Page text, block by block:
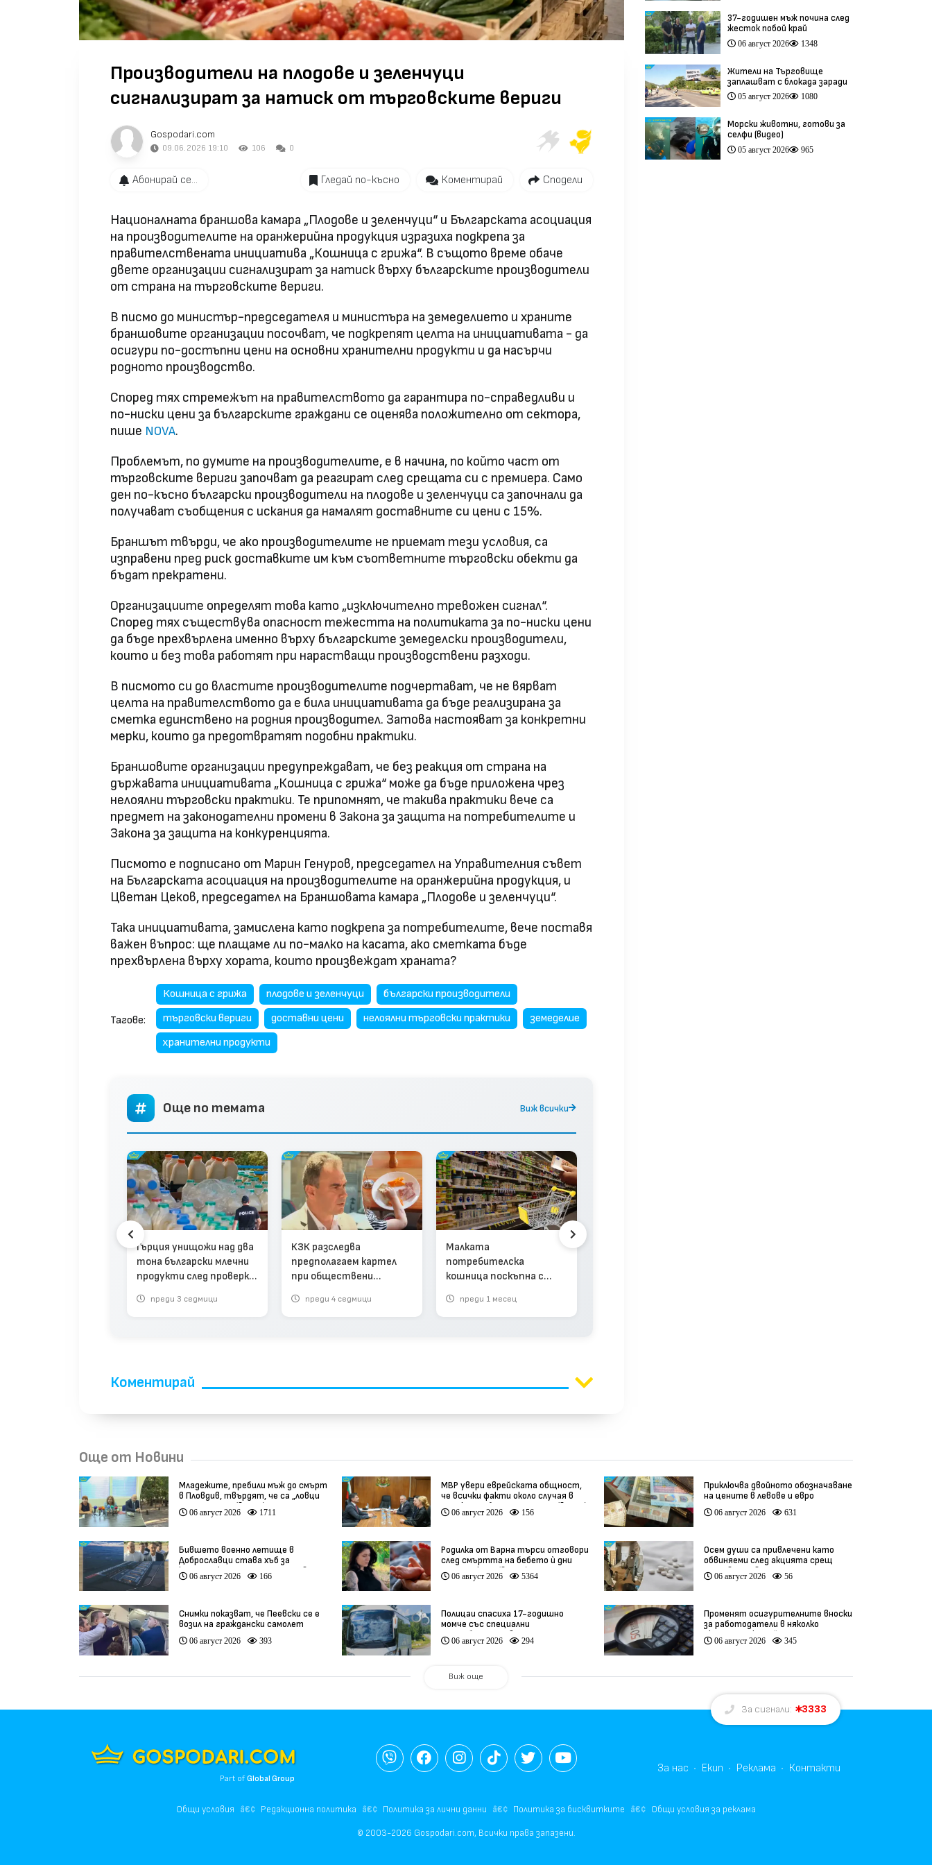
Производители на плодове и зеленчуци
сигнализират за натиск от търговските вериги
Gospodari.com
09.06.2026 19:10 106 0
Абонирай се... Гледай по-късно Коментирай Сподели
Националната браншова камара „Плодове и зеленчуци“ и Българската асоциация
на производителите на оранжерийна продукция изразиха подкрепа за
правителствената инициатива „Кошница с грижа“. В същото време обаче
двете организации сигнализират за натиск върху българските производители
от страна на търговските вериги.
В писмо до министър-председателя и министъра на земеделието и храните
браншовите организации посочват, че подкрепят целта на инициативата - да
осигури по-достъпни цени на основни хранителни продукти и да насърчи
родното производство.
Според тях стремежът на правителството да гарантира по-справедливи и
по-ниски цени за българските граждани се оценява положително от сектора,
пише NOVA.
Проблемът, по думите на производителите, е в начина, по който част от
търговските вериги започват да реагират след срещата си с премиера. Само
ден по-късно български производители на плодове и зеленчуци са започнали да
получават съобщения с искания да намалят доставните си цени с 15%.
Браншът твърди, че ако производителите не приемат тези условия, са
изправени пред риск доставките им към съответните търговски обекти да
бъдат прекратени.
Организациите определят това като „изключително тревожен сигнал“.
Според тях съществува опасност тежестта на политиката за по-ниски цени
да бъде прехвърлена именно върху българските земеделски производители,
които и без това работят при нарастващи производствени разходи.
В писмото си до властите производителите подчертават, че не вярват
целта на правителството да е била инициативата да бъде реализирана за
сметка единствено на родния производител. Затова настояват за конкретни
мерки, които да предотвратят подобни практики.
Браншовите организации предупреждават, че без реакция от страна на
държавата инициативата „Кошница с грижа“ може да бъде приложена чрез
нелоялни търговски практики. Те припомнят, че такива практики вече са
предмет на законодателни промени в Закона за защита на потребителите и
Закона за защита на конкуренцията.
Писмото е подписано от Марин Генуров, председател на Управителния съвет
на Българската асоциация на производителите на оранжерийна продукция, и
Цветан Цеков, председател на Браншовата камара „Плодове и зеленчуци“.
Така инициативата, замислена като подкрепа за потребителите, вече поставя
важен въпрос: ще плащаме ли по-малко на касата, ако сметката бъде
прехвърлена върху хората, които произвеждат храната?
Тагове:
Кошница с грижа плодове и зеленчуци
български производители
търговски вериги
доставни цени нелоялни търговски практики
земеделие
хранителни продукти
Още по темата Виж всички
Гърция унищожи над два
тона български млечни
продукти след проверка
преди 3 седмици
КЗК разследва
предполагаем картел
при обществени
преди 4 седмици
Малката
потребителска
кошница поскъпна с
преди 1 месец
Коментирай
37-годишен мъж почина след
жесток побой край
Младежкия хълм в Пловдив
(видео)
06 август 2026 1348
Жители на Търговище
заплашват с блокада заради
опасен участък на пътя
София–Варна (видео)
05 август 2026 1080
Морски животни, готови за
селфи (видео)
05 август 2026 965
Още от Новини
Младежите, пребили мъж до смърт
в Пловдив, твърдят, че са „ловци
на педофили” (видео)
06 август 2026 1711
МВР увери еврейската общност,
че всички факти около случая в
Банско ще бъдат изяснени (видео)
06 август 2026 156
Приключва двойното обозначаване
на цените в левове и евро
06 август 2026 631
Бившето военно летище в
Доброславци става хъб за
космически технологии и иновации
(видео)
06 август 2026 166
Родилка от Варна търси отговори
след смъртта на бебето ѝ дни
преди секцио (видео)
06 август 2026 5364
Осем души са привлечени като
обвиняеми след акцията срещ
производство на фентанил
06 август 2026 56
Снимки показват, че Пеевски се е
возил на граждански самолет
06 август 2026 393
Полицаи спасиха 17-годишно
момче със специални
потребности, свалено от
автобус
06 август 2026 294
Променят осигурителните вноски
за работодатели в няколко
икономически дейности
06 август 2026 345
Виж още
За сигнали: 3333
Part ofGlobal Group
За нас Екип Реклама Контакти
Общи условия Редакционна политика Политика за лични данни Политика за бисквитките Общи условия за реклама
© 2003-2026 Gospodari.com, Всички права запазени.